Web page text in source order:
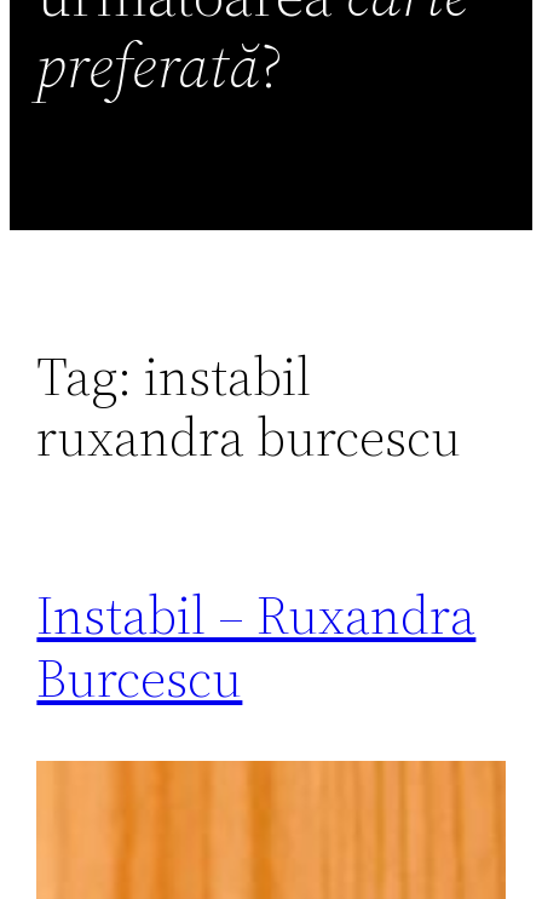
preferată?
Tag: instabil
ruxandra burcescu
Instabil – Ruxandra
Burcescu